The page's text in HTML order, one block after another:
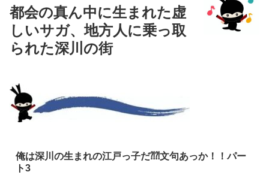
都会の真ん中に生まれた虚
しいサガ、地方人に乗っ取
られた深川の街
俺は深川の生まれの江戸っ子だ⁈⁈文句あっか！！パー
ト3